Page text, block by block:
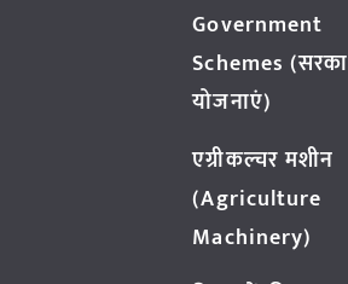
Government
Schemes
योजनाएं)
एग्रीकल्चर मशीन
(Agriculture
Machinery)